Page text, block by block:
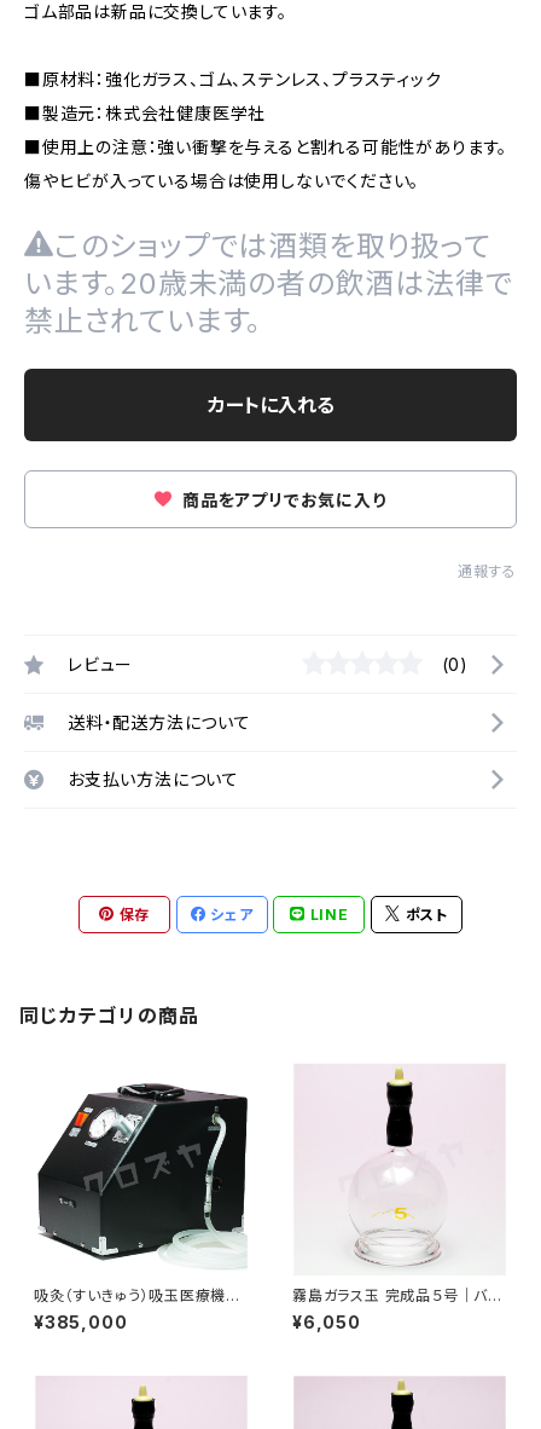
ゴム部品は新品に交換しています。
■原材料：強化ガラス、ゴム、ステンレス、プラスティック
■製造元：株式会社健康医学社
■使用上の注意：強い衝撃を与えると割れる可能性があります。
傷やヒビが入っている場合は使用しないでください。
このショップでは酒類を取り扱って
います。20歳未満の者の飲酒は法律で
禁止されています。
カートに入れる
商品をアプリでお気に入り
通報する
レビュー (0)
送料・配送方法について
お支払い方法について
保存 シェア LINE ポスト
同じカテゴリの商品
吸灸（すいきゅう）吸玉医療機器
｜吸灸
¥385,000
霧島ガラス玉 完成品５号｜バン
キーにも使用可能｜吸灸
¥6,050